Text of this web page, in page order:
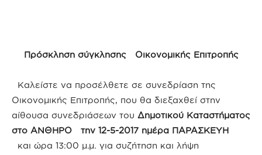
Πρόσκληση σύγκλησης Οικονομικής Επιτροπής
Καλείστε να προσέλθετε σε συνεδρίαση της
Οικονομικής Επιτροπής, που θα διεξαχθεί στην
αίθουσα συνεδριάσεων του Δημοτικού Καταστήματος
στο ΑΝΘΗΡΟ την 12-5-2017 ημέρα ΠΑΡΑΣΚΕΥΗ
και ώρα 13:00 μ.μ. για συζήτηση και λήψη